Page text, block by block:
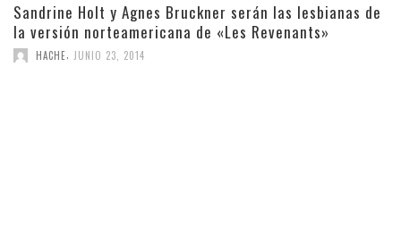
Sandrine Holt y Agnes Bruckner serán las lesbianas de
la versión norteamericana de «Les Revenants»
HACHE JUNIO 23, 2014